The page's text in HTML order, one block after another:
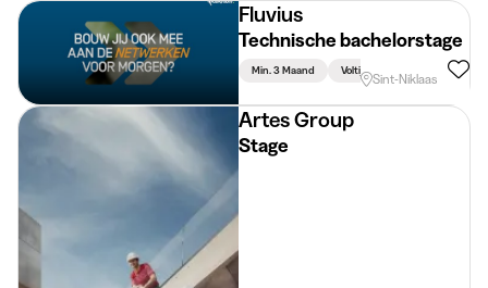
Fluvius
Technische bachelorstage
Min. 3 Maand Voltijds
Sint-Niklaas
Artes Group
Stage